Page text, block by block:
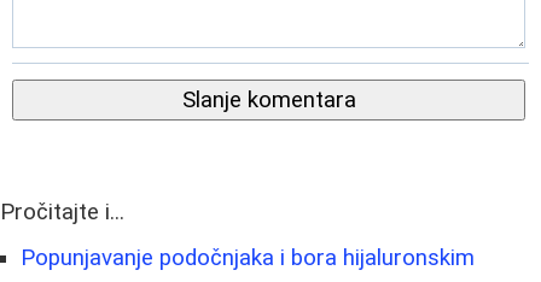
Slanje komentara
Pročitajte i...
Popunjavanje podočnjaka i bora hijaluronskim